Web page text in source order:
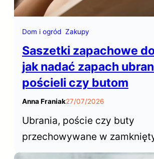
Dom i ogród Zakupy
Saszetki zapachowe
jak nadać zapach
pościeli czy butom
Anna Franiak27/07/2026
Ubrania, poście czy buty
przechowywane w
przestrzeniach szafy czy